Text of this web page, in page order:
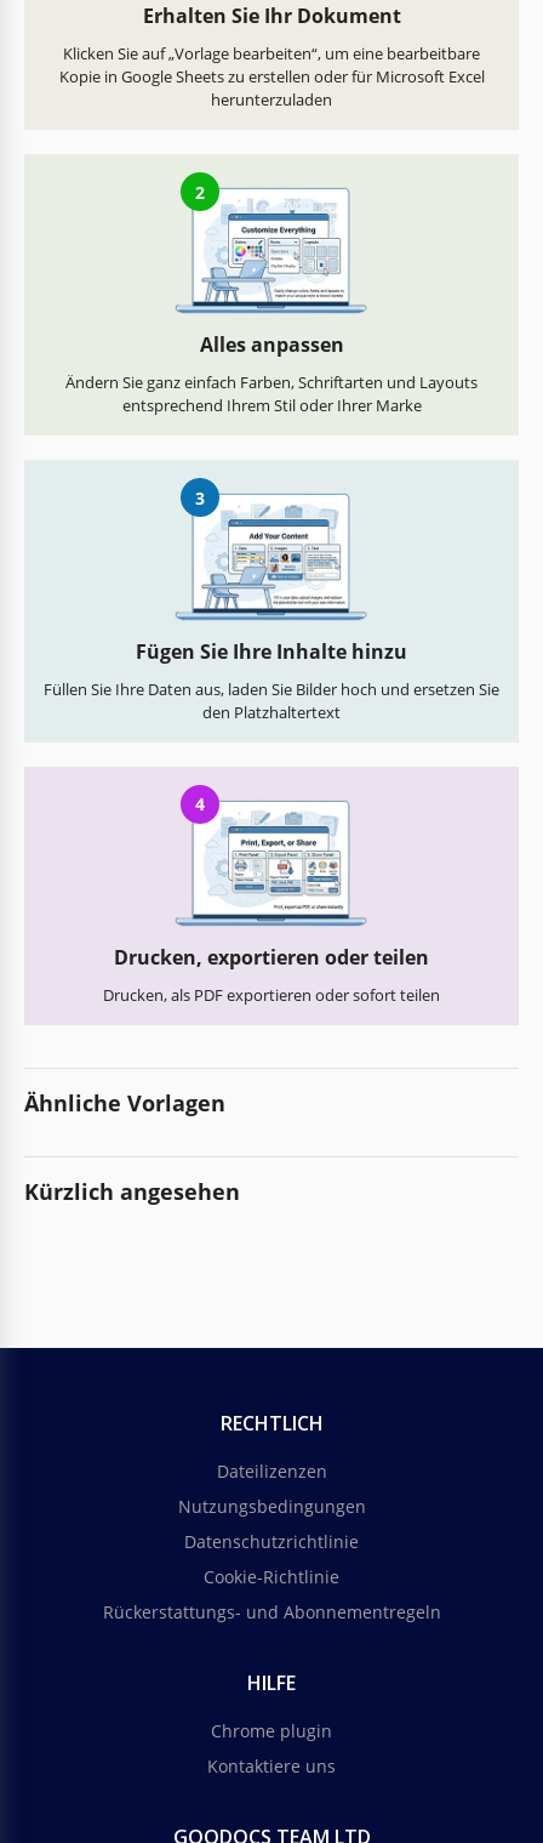
Erhalten Sie Ihr Dokument
Klicken Sie auf „Vorlage bearbeiten“, um eine bearbeitbare
Kopie in Google Sheets zu erstellen oder für Microsoft Excel
herunterzuladen
2
Alles anpassen
Ändern Sie ganz einfach Farben, Schriftarten und Layouts
entsprechend Ihrem Stil oder Ihrer Marke
3
Fügen Sie Ihre Inhalte hinzu
Füllen Sie Ihre Daten aus, laden Sie Bilder hoch und ersetzen Sie
den Platzhaltertext
4
Drucken, exportieren oder teilen
Drucken, als PDF exportieren oder sofort teilen
Ähnliche Vorlagen
Kürzlich angesehen
RECHTLICH
Dateilizenzen
Nutzungsbedingungen
Datenschutzrichtlinie
Cookie-Richtlinie
Rückerstattungs- und Abonnementregeln
HILFE
Chrome plugin
Kontaktiere uns
GOODOCS TEAM LTD